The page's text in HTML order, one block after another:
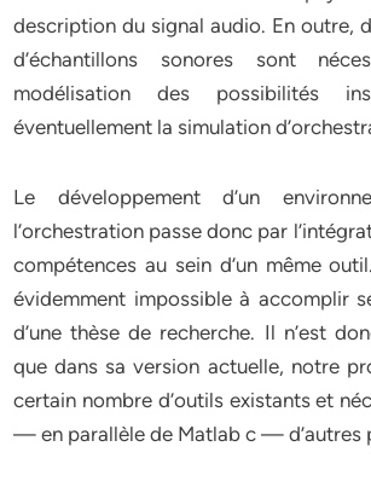
description du signal audio. En outre,
d’échantillons sonores sont
modélisation des possibilités
éventuellement la simulation
Le développement d’un
l’orchestration passe donc par
compétences au sein d’un même
évidemment impossible à accomplir
d’une thèse de recherche. Il n’est
que dans sa version actuelle, notre
certain nombre d’outils existants et
— en parallèle de Matlab c — d’autres